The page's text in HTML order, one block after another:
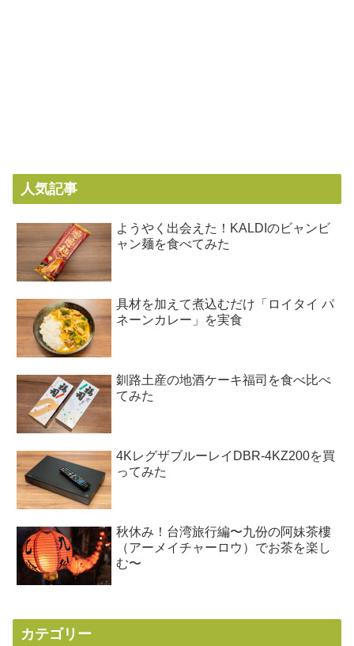
人気記事
ようやく出会えた！KALDIのビャンビ
ャン麺を食べてみた
具材を加えて煮込むだけ「ロイタイ パ
ネーンカレー」を実食
釧路土産の地酒ケーキ福司を食べ比べ
てみた
4KレグザブルーレイDBR-4KZ200を買
ってみた
秋休み！台湾旅行編〜九份の阿妹茶樓
（アーメイチャーロウ）でお茶を楽し
む〜
カテゴリー